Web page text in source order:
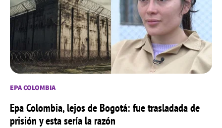
EPA COLOMBIA
Epa Colombia, lejos de Bogotá: fue trasladada de
prisión y esta sería la razón